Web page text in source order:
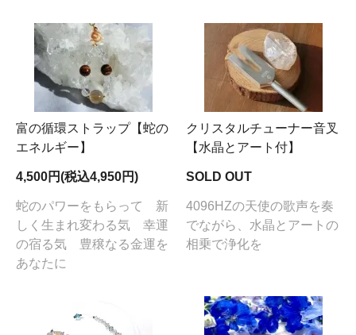
富の循環ストラップ【蛇の
エネルギー】
4,500円(税込4,950円)
蛇のパワーをもらって 新
しく生まれ変わる気 幸運
の宿る気 豊穣なる金運を
あなたに
クリスタルチューナー音叉
【水晶とアート付】
SOLD OUT
4096HZの天使の歌声を奏
でながら、水晶とアートの
相乗で浄化を